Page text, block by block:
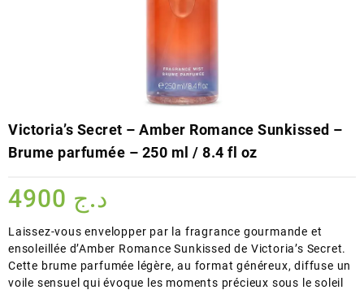
Victoria’s Secret – Amber Romance Sunkissed –
Brume parfumée – 250 ml / 8.4 fl oz
د.ج
Laissez-vous envelopper par la fragrance gourmande et
ensoleillée d’Amber Romance Sunkissed de Victoria’s Secret.
Cette brume parfumée légère, au format généreux, diffuse un
voile sensuel qui évoque les moments précieux sous le soleil